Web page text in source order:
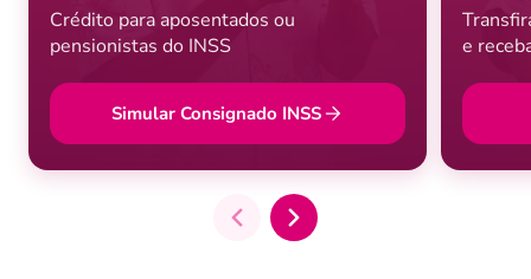
Crédito para aposentados ou
pensionistas do INSS
Simular Consignado INSS
e